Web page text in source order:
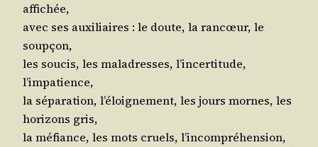
affichée,
avec ses auxi­liaires : le doute, la ran­cœur, le
soupçon,
les sou­cis, les mal­adresses, l’in­cer­ti­tude,
l’impatience,
la sépa­ra­tion, l’é­loi­gne­ment, les jours mornes, les
hori­zons gris,
la méfiance, les mots cruels, l’in­com­pré­hen­sion,